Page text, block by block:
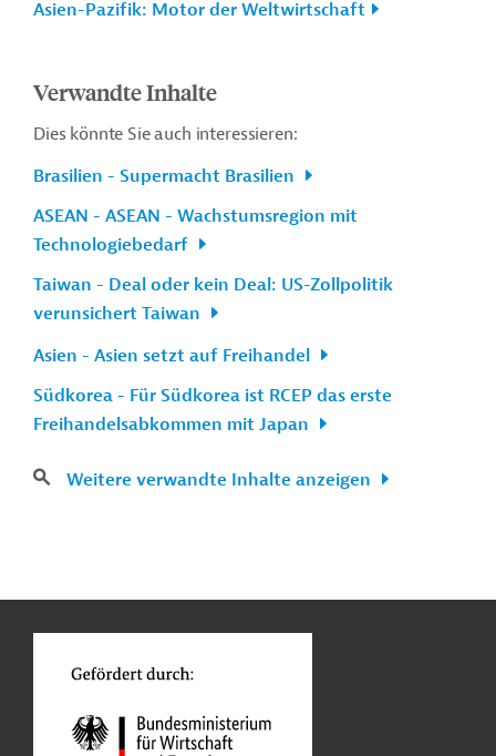
Asien-Pazifik: Motor der Weltwirtschaft
Verwandte Inhalte
Dies könnte Sie auch interessieren:
Brasilien - Supermacht Brasilien
ASEAN - ASEAN - Wachstumsregion mit
Technologiebedarf
Taiwan - Deal oder kein Deal: US-Zollpolitik
verunsichert Taiwan
Asien - Asien setzt auf Freihandel
Südkorea - Für Südkorea ist RCEP das erste
Freihandelsabkommen mit Japan
Weitere verwandte Inhalte anzeigen